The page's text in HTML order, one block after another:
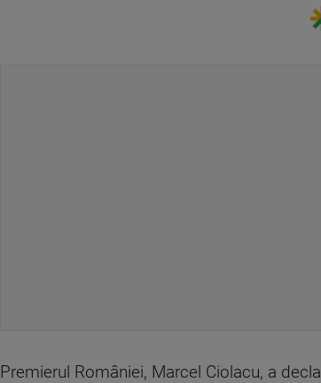
Premierul României, Marcel Ciolacu, a